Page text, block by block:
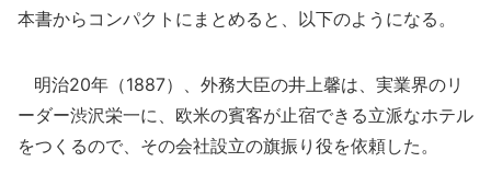
本書からコンパクトにまとめると、以下のようになる。
明治20年（1887）、外務大臣の井上馨は、実業界のリ
ーダー渋沢栄一に、欧米の賓客が止宿できる立派なホテル
をつくるので、その会社設立の旗振り役を依頼した。